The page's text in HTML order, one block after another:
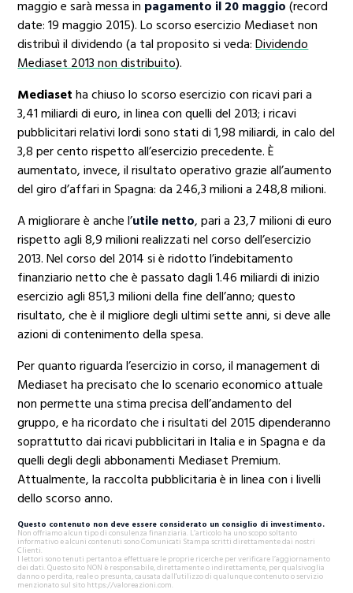
maggio e sarà messa in pagamento il 20 maggio(record
date: 19 maggio 2015). Lo scorso esercizio Mediaset non
distribuì il dividendo (a tal proposito si veda:Dividendo
Mediaset 2013 non distribuito).
Mediasetha chiuso lo scorso esercizio con ricavi pari a
3,41 miliardi di euro, in linea con quelli del 2013; i ricavi
pubblicitari relativi lordi sono stati di 1,98 miliardi, in calo del
3,8 per cento rispetto all’esercizio precedente. È
aumentato, invece, il risultato operativo grazie all’aumento
del giro d’affari in Spagna: da 246,3 milioni a 248,8 milioni.
A migliorare è anche l’utile netto, pari a 23,7 milioni di euro
rispetto agli 8,9 milioni realizzati nel corso dell’esercizio
2013. Nel corso del 2014 si è ridotto l’indebitamento
finanziario netto che è passato dagli 1.46 miliardi di inizio
esercizio agli 851,3 milioni della fine dell’anno; questo
risultato, che è il migliore degli ultimi sette anni, si deve alle
azioni di contenimento della spesa.
Per quanto riguarda l’esercizio in corso, il management di
Mediaset ha precisato che lo scenario economico attuale
non permette una stima precisa dell’andamento del
gruppo, e ha ricordato che i risultati del 2015 dipenderanno
soprattutto dai ricavi pubblicitari in Italia e in Spagna e da
quelli degli degli abbonamenti Mediaset Premium.
Attualmente, la raccolta pubblicitaria è in linea con i livelli
dello scorso anno.
Questo contenuto non deve essere considerato un consiglio di investimento.
Non offriamo alcun tipo di consulenza finanziaria. L’articolo ha uno scopo soltanto
informativo e alcuni contenuti sono Comunicati Stampa scritti direttamente dai nostri
Clienti.
I lettori sono tenuti pertanto a effettuare le proprie ricerche per verificare l’aggiornamento
dei dati. Questo sito NON è responsabile, direttamente o indirettamente, per qualsivoglia
danno o perdita, reale o presunta, causata dall'utilizzo di qualunque contenuto o servizio
menzionato sul sito https://valoreazioni.com.